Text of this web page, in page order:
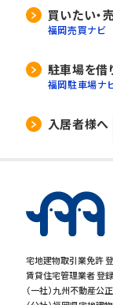
宅地建物取引業免許
賃貸住宅管理業者 登
（一社）九州不動産
買いたい・
福岡売買ナビ
駐車場を借
福岡駐車場ナ
入居者様へ